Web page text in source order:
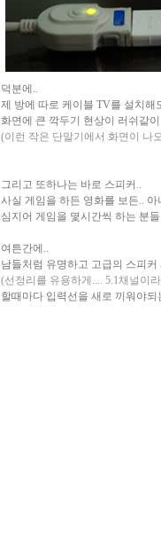
덕분에..
제 방에 따로 케이블 TV를 설치해
화면에 큰 깍두기 현상이 러쉬같
(이런 작은 단말기에서 화면이 나
그리고 또하나는 바로 스피커..
사실 게임을 하든 영화를 보든..
심지어 게임을 몇시간씩 하는 분
여튼간에..
남들처럼 유명하고 고급의 스피
(선정리를 유용하게.... 5.1채널이
할때마다 입력선을 새로 끼워야